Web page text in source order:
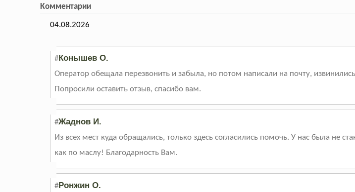
Комментарии
04.08.2026
#Конышев О.
Оператор обещала перезвонить и забыла, но потом написали на почту,
Попросили оставить отзыв, спасибо вам.
#Жаднов И.
Из всех мест куда обращались, только здесь согласились помочь. У нас была не
как по маслу! Благодарность Вам.
#Ронжин О.